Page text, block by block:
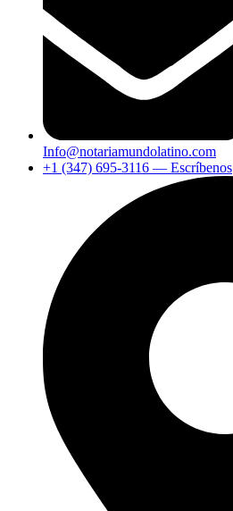
Info@notariamundolatino.com
+1 (347) 695-3116 — Escríbenos